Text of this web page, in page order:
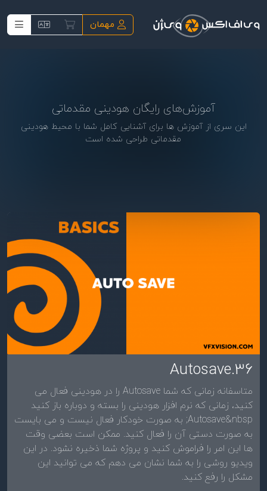
مهمان
آموزش‌های رایگان هودینی مقدماتی
این سری از آموزش ها برای آشنایی کامل شما با محیط هودینی
مقدماتی طراحی شده است
36.Autosave
متاسفانه زمانی که شما Autosave را در هودینی فعال می
کنید، زمانی که نرم افزار هودینی را بسته و دوباره باز کنید
Autosave&nbsp; به صورت خودکار فعال نیست و می بایست
به صورت دستی آن را فعال کنید. ممکن است بعضی وقت
ها این امر را فراموش کنید و پروژه شما ذخیره نشود. در این
ویدیو روشی را به شما نشان می دهم که می توانید این
مشکل را رفع کنید.